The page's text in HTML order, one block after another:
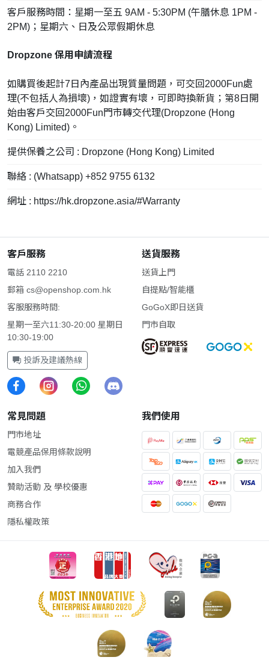
客戶服務時間：星期一至五 9AM - 5:30PM (午膳休息 1PM -
2PM)；星期六、日及公眾假期休息
Dropzone 保用申請流程
如購買後起計7日內產品出現質量問題，可交回2000Fun處
理(不包括人為損壞)，如證實有壞，可即時換新貨；第8日開
始由客戶交回2000Fun門市轉交代理(Dropzone (Hong
Kong) Limited)。
提供保養之公司 : Dropzone (Hong Kong) Limited
聯絡 : (Whatsapp) +852 9755 6132
網址 : https://hk.dropzone.asia/#Warranty
客戶服務
電話 2110 2210
郵箱 cs@openshop.com.hk
客服服務時間:
星期一至六11:30-20:00 星期日
10:30-19:00
投訴及建議熱線
送貨服務
送貨上門
自提點/智能櫃
GoGoX即日送貨
門市自取
常見問題
門市地址
電競產品保用條款說明
加入我們
贊助活動 及 學校優惠
商務合作
隱私權政策
我們使用